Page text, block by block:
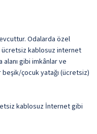
Odalarda özel
ücretsiz kablosuz internet
gibi imkânlar ve
beşik/çocuk yatağı (ücretsiz)
kablosuz İnternet gibi